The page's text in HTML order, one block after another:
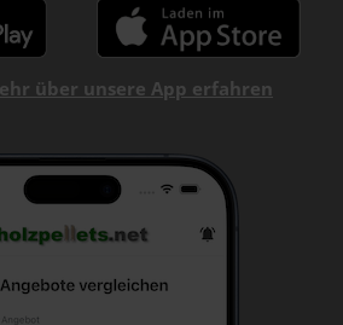
über unsere App erfahren